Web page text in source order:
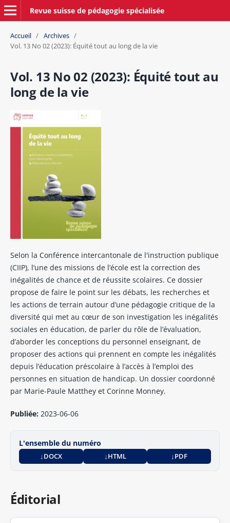
Revue suisse de pédagogie spécialisée
Accueil / Archives /
Vol. 13 No 02 (2023): Équité tout au long de la vie
Vol. 13 No 02 (2023): Équité tout au
long de la vie
Selon la Conférence intercantonale de l'instruction publique
(CIIP), l’une des missions de l’école est la correction des
inégalités de chance et de réussite scolaires. Ce dossier
propose de faire le point sur les débats, les recherches et
les actions de terrain autour d’une pédagogie critique de la
diversité qui met au cœur de son investigation les inégalités
sociales en éducation, de parler du rôle de l’évaluation,
d’aborder les conceptions du personnel enseignant, de
proposer des actions qui prennent en compte les inégalités
depuis l’éducation préscolaire à l’accès à l’emploi des
personnes en situation de handicap. Un dossier coordonné
par Marie-Paule Matthey et Corinne Monney.
Publiée: 2023-06-06
L'ensemble du numéro
DOCX HTML PDF
Éditorial